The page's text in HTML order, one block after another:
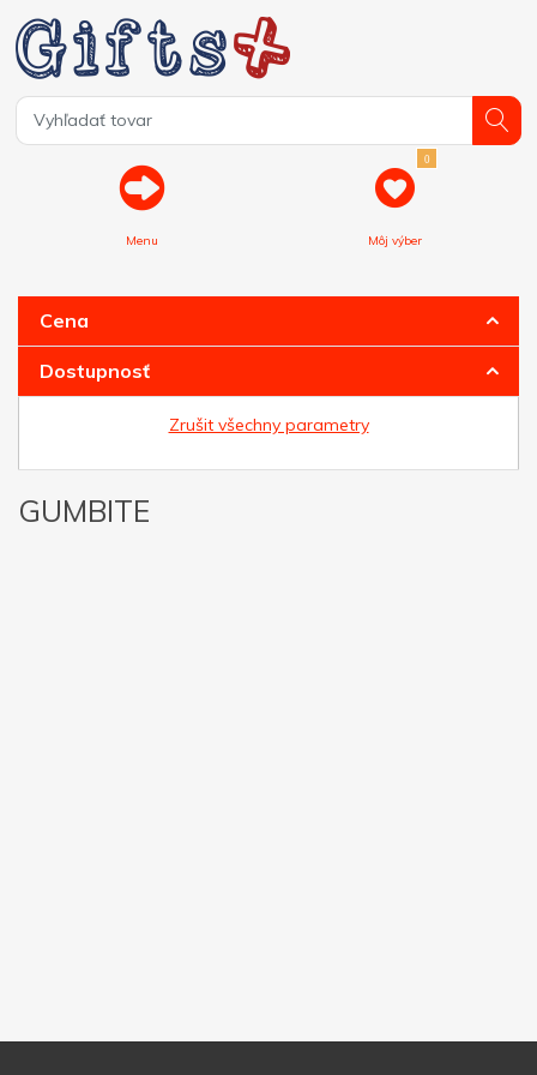
Menu
0
Môj výber
Cena
Dostupnosť
Zrušit všechny parametry
GUMBITE